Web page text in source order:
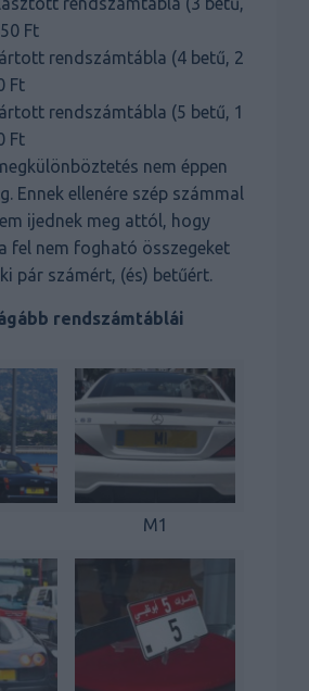
Ft
rendszámtábla (4 betű, 2
Ft
rendszámtábla (5 betű, 1
Ft
nem éppen
Ennek ellenére szép számmal
ijednek meg attól, hogy
fel nem fogható összegeket
pár számért, (és) betűért.
rendszámtáblái
M1